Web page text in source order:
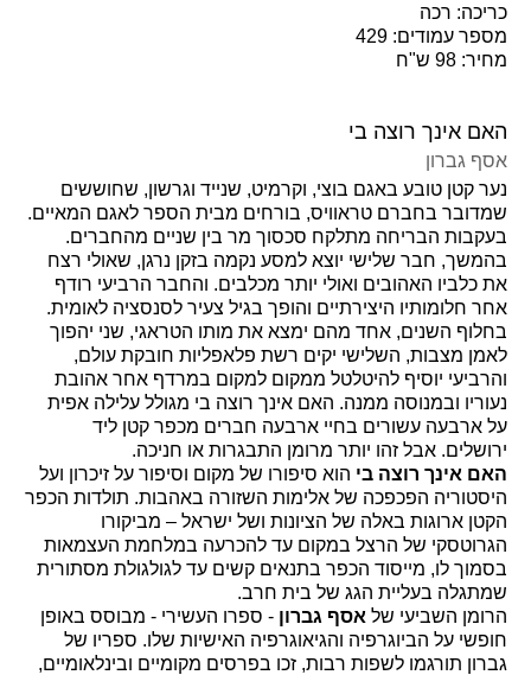
כריכה: רכה
מספר עמודים: 429
מחיר: 98 ש"ח
האם אינך רוצה בי
אסף גברון
נער קטן טובע באגם בוצי, וקרמיט, שנייד וגרשון, שחוששים
שמדובר בחברם טראוויס, בורחים מבית הספר לאגם המאיים.
בעקבות הבריחה מתלקח סכסוך מר בין שניים מהחברים.
בהמשך, חבר שלישי יוצא למסע נקמה בזקן נרגן, שאולי רצח
את כלביו האהובים ואולי יותר מכלבים. והחבר הרביעי רודף
אחר חלומותיו היצירתיים והופך בגיל צעיר לסנסציה לאומית.
בחלוף השנים, אחד מהם ימצא את מותו הטראגי, שני יהפוך
לאמן מצבות, השלישי יקים רשת פלאפליות חובקת עולם,
והרביעי יוסיף להיטלטל ממקום למקום במרדף אחר אהובת
נעוריו ובמנוסה ממנה. האם אינך רוצה בי מגולל עלילה אפית
על ארבעה עשורים בחיי ארבעה חברים מכפר קטן ליד
ירושלים. אבל זהו יותר מרומן התבגרות או חניכה.
האם אינך רוצה בי הוא סיפורו של מקום וסיפור על זיכרון ועל
היסטוריה הפכפכה של אלימות השזורה באהבות. תולדות הכפר
הקטן ארוגות באלה של הציונות ושל ישראל – מביקורו
הגרוטסקי של הרצל במקום עד להכרעה במלחמת העצמאות
בסמוך לו, מייסוד הכפר בתנאים קשים עד לגולגולת מסתורית
שמתגלה בעליית הגג של בית חרב.
הרומן השביעי של אסף גברון - ספרו העשירי - מבוסס באופן
חופשי על הביוגרפיה והגיאוגרפיה האישיות שלו. ספריו של
גברון תורגמו לשפות רבות, זכו בפרסים מקומיים ובינלאומיים,